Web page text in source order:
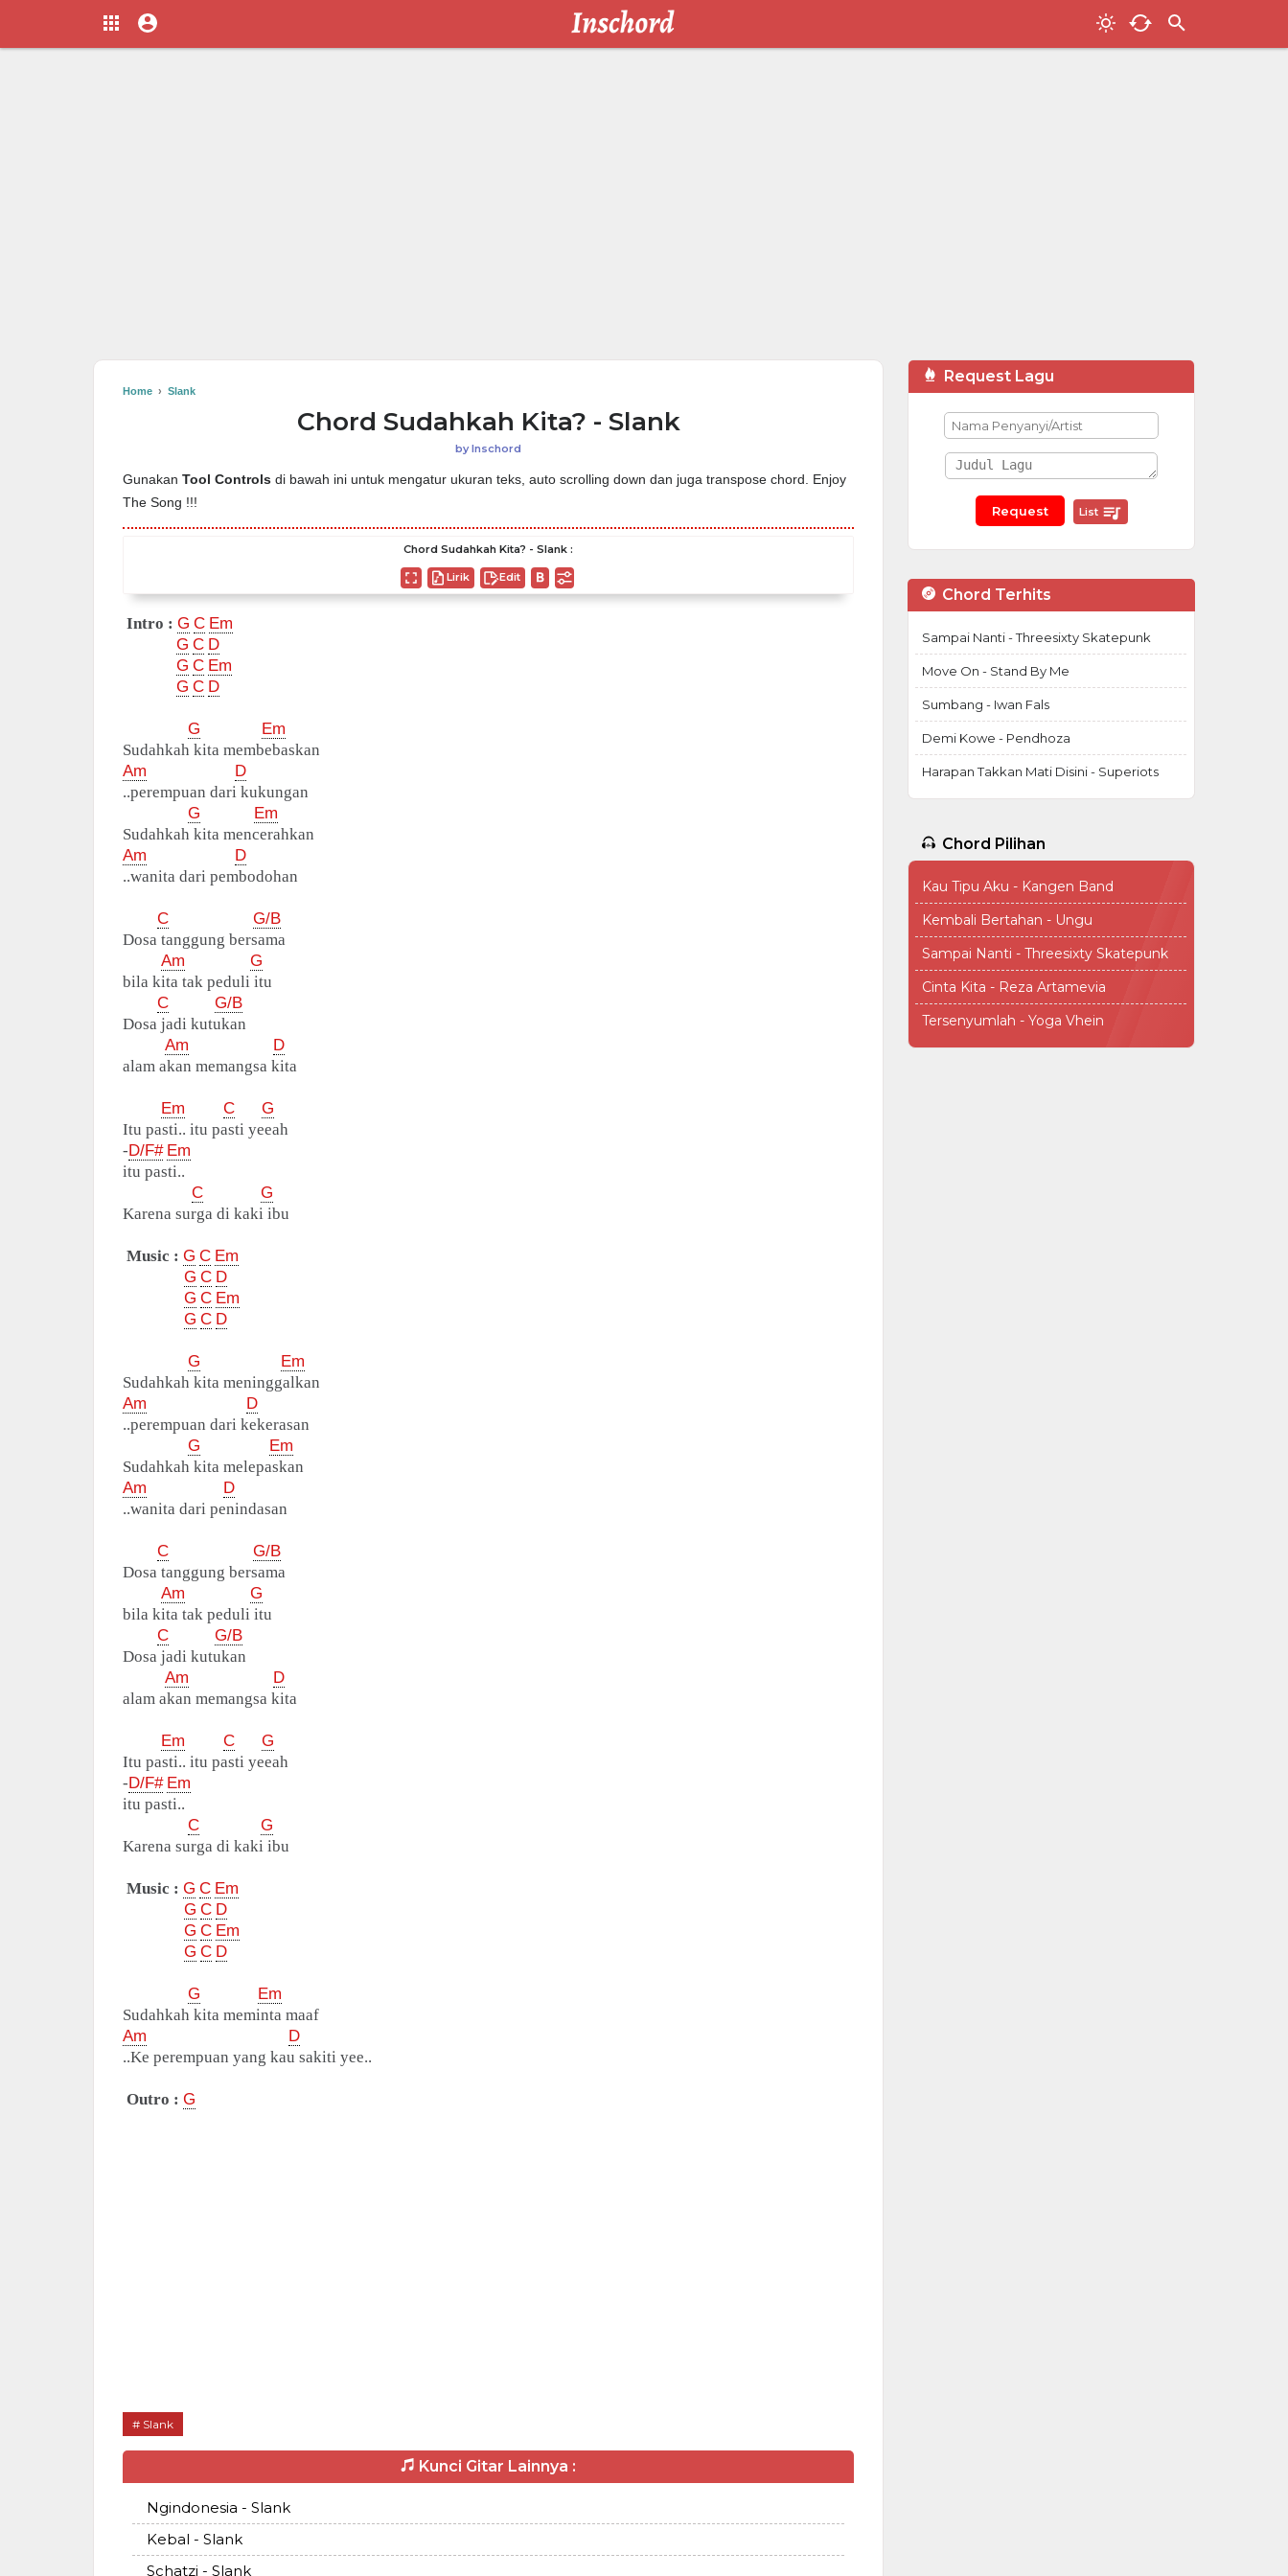
Home › Slank
Chord Sudahkah Kita? - Slank
byInschord
Gunakan Tool Controls di bawah ini untuk mengatur ukuran teks, auto scrolling down dan juga transpose chord. Enjoy
The Song !!!
Chord Sudahkah Kita? - Slank :
Lirik Edit
Intro : G C Em
G C D
G C Em
G C D
G
Em
Sudahkah kita membebaskan
Am
D
..perempuan dari kukungan
G
Em
Sudahkah kita mencerahkan
Am
D
..wanita dari pembodohan
C
G/B
Dosa tanggung bersama
Am
G
bila kita tak peduli itu
C
G/B
Dosa jadi kutukan
Am
D
alam akan memangsa kita
Em C
G
Itu pasti.. itu pasti yeeah
-D/F# Em
itu pasti..
C
G
Karena surga di kaki ibu
Music : G C Em
G C D
G C Em
G C D
G
Em
Sudahkah kita meninggalkan
Am
D
..perempuan dari kekerasan
G
Em
Sudahkah kita melepaskan
Am
D
..wanita dari penindasan
C
G/B
Dosa tanggung bersama
Am
G
bila kita tak peduli itu
C
G/B
Dosa jadi kutukan
Am
D
alam akan memangsa kita
Em C
G
Itu pasti.. itu pasti yeeah
-D/F# Em
itu pasti..
C
G
Karena surga di kaki ibu
Music : G C Em
G C D
G C Em
G C D
G
Em
Sudahkah kita meminta maaf
Am
D
..Ke perempuan yang kau sakiti yee..
Outro : G
Slank
Kunci Gitar Lainnya :
Ngindonesia - Slank
Kebal - Slank
Schatzi - Slank
Request Lagu
List
Chord Terhits
Sampai Nanti - Threesixty Skatepunk
Move On - Stand By Me
Sumbang - Iwan Fals
Demi Kowe - Pendhoza
Harapan Takkan Mati Disini - Superiots
Chord Pilihan
Kau Tipu Aku - Kangen Band
Kembali Bertahan - Ungu
Sampai Nanti - Threesixty Skatepunk
Cinta Kita - Reza Artamevia
Tersenyumlah - Yoga Vhein